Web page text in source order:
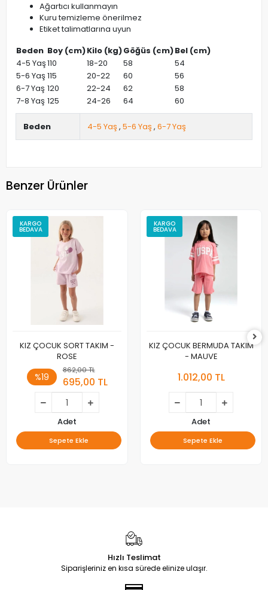
Ağartıcı kullanmayın
Kuru temizleme önerilmez
Etiket talimatlarına uyun
Beden Boy (cm)Kilo (kg)Göğüs (cm)Bel (cm)
4-5 Yaş110 18-20 58
54
5-6 Yaş 115 20-22 60
56
6-7 Yaş 120 22-24 62
58
7-8 Yaş 125 24-26 64 60
Beden 4-5 Yaş , 5-6 Yaş , 6-7 Yaş
Benzer Ürünler
KARGO
BEDAVA
KIZ ÇOCUK SORT TAKIM -
ROSE
%19
862,00 TL
695,00 TL
Adet
Sepete Ekle
KARGO
BEDAVA
KIZ ÇOCUK BERMUDA TAKIM
- MAUVE
1.012,00 TL
Adet
Sepete Ekle
Hızlı Teslimat
Siparişleriniz en kısa sürede elinize ulaşır.